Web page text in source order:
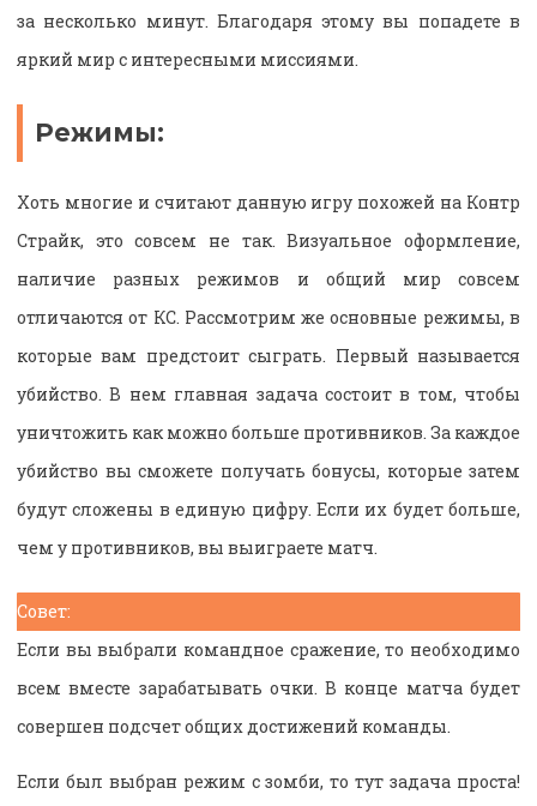
за несколько минут. Благодаря этому вы попадете в
яркий мир с интересными миссиями.
Режимы:
Хоть многие и считают данную игру похожей на Контр
Страйк, это совсем не так. Визуальное оформление,
наличие разных режимов и общий мир совсем
отличаются от КС. Рассмотрим же основные режимы, в
которые вам предстоит сыграть. Первый называется
убийство. В нем главная задача состоит в том, чтобы
уничтожить как можно больше противников. За каждое
убийство вы сможете получать бонусы, которые затем
будут сложены в единую цифру. Если их будет больше,
чем у противников, вы выиграете матч.
Совет:
Если вы выбрали командное сражение, то необходимо
всем вместе зарабатывать очки. В конце матча будет
совершен подсчет общих достижений команды.
Если был выбран режим с зомби, то тут задача проста!